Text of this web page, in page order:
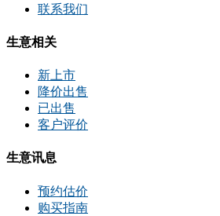
联系我们
生意相关
新上市
降价出售
已出售
客户评价
生意讯息
预约估价
购买指南